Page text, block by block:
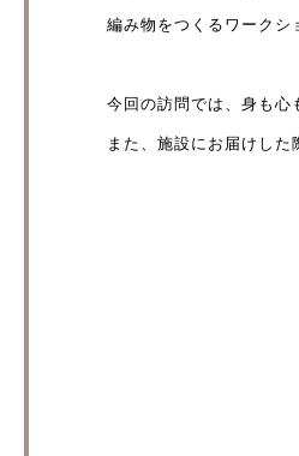
編み物をつくるワークシ
今回の訪問では、身も心
また、施設にお届けした